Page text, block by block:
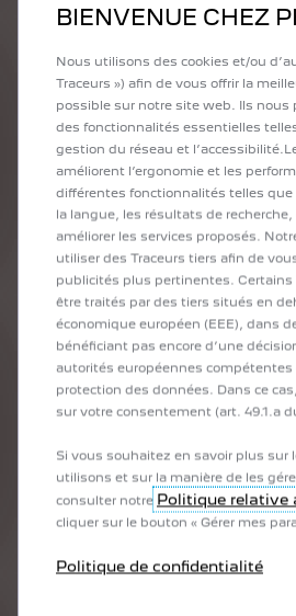
NOUVEAU E-3008
E-3008 ALLURE BUSINESS
213 ch Auto
Renting financier
à partir de 369 €/mois HTVA
avec un premier loyer majoré
de8 251,00 € HTVA
DÉCOUVREZ